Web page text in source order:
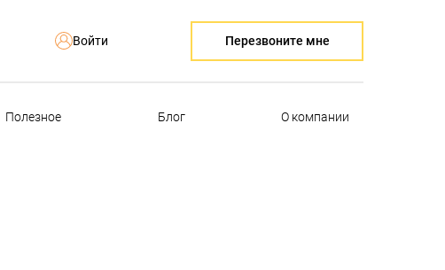
Войти Перезвоните мне
Полезное Блог О компании